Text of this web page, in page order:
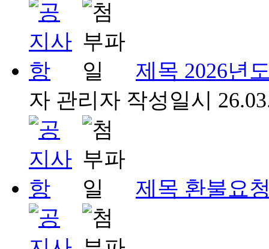
제목 2026년
자 관리자 작성일시
제목 환불요